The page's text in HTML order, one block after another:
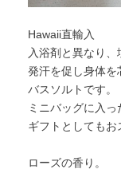
Hawaii直輸入
入浴剤と異なり
発汗を促し身体を
バスソルトです。
ミニバッグに入
ギフトとしてもお
ローズの香り。